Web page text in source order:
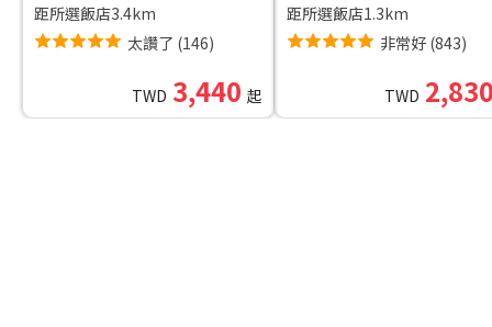
距所選飯店3.4km
太讚了 (146)
TWD 3,440 起
距所選飯店1.3km
非常好 (843)
TWD